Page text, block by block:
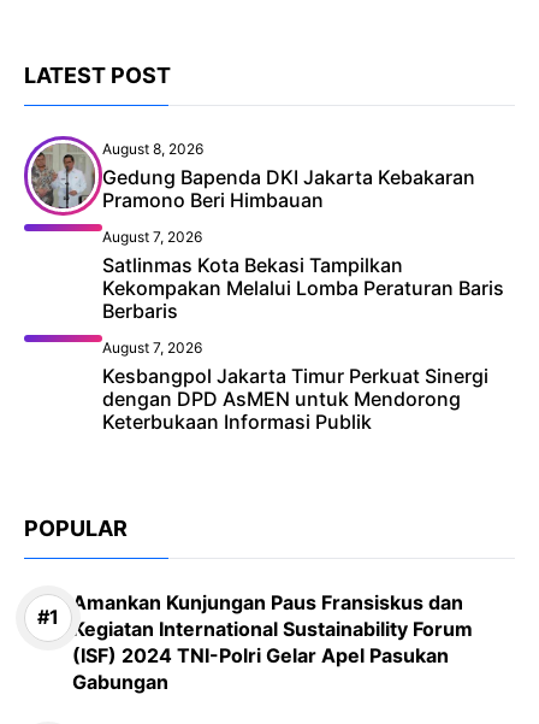
LATEST POST
August 8, 2026
Gedung Bapenda DKI Jakarta Kebakaran
Pramono Beri Himbauan
August 7, 2026
Satlinmas Kota Bekasi Tampilkan
Kekompakan Melalui Lomba Peraturan Baris
Berbaris
August 7, 2026
Kesbangpol Jakarta Timur Perkuat Sinergi
dengan DPD AsMEN untuk Mendorong
Keterbukaan Informasi Publik
POPULAR
Amankan Kunjungan Paus Fransiskus dan
Kegiatan International Sustainability Forum
(ISF) 2024 TNI-Polri Gelar Apel Pasukan
Gabungan